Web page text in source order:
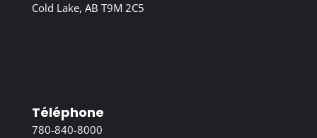
Cold Lake, AB T9M 2C5
Téléphone
780-840-8000